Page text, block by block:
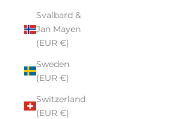
Svalbard &
Jan Mayen
(EUR €)
Sweden
(EUR €)
Switzerland
(EUR €)